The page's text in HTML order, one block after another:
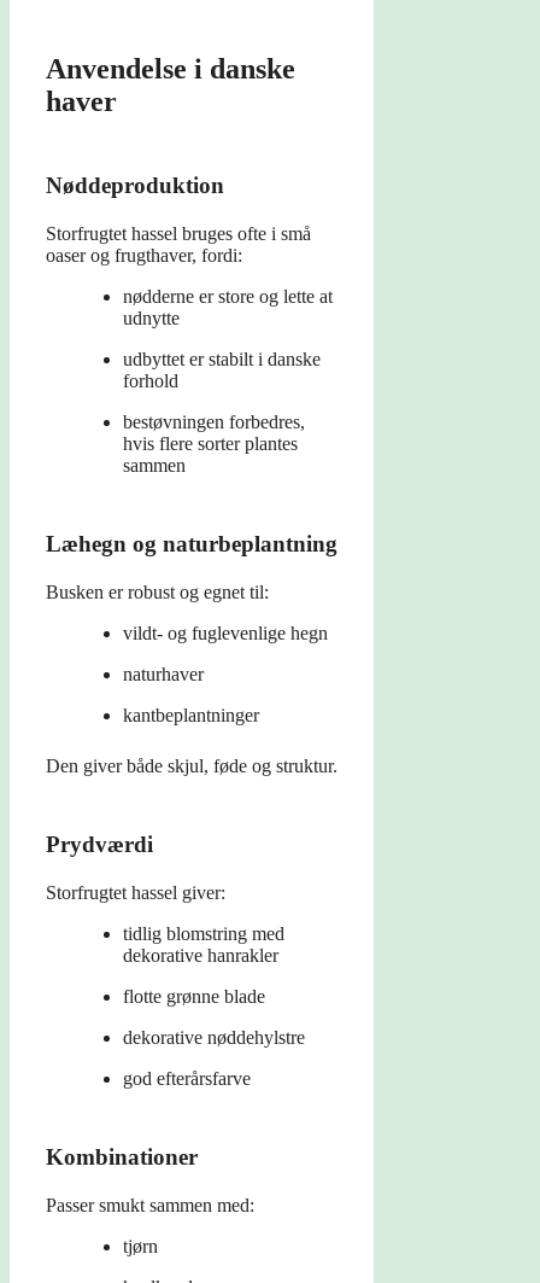
Anvendelse i danske
haver
Nøddeproduktion
Storfrugtet hassel bruges ofte i små
oaser og frugthaver, fordi:
nødderne er store og lette at
udnytte
udbyttet er stabilt i danske
forhold
bestøvningen forbedres,
hvis flere sorter plantes
sammen
Læhegn og naturbeplantning
Busken er robust og egnet til:
vildt- og fuglevenlige hegn
naturhaver
kantbeplantninger
Den giver både skjul, føde og struktur.
Prydværdi
Storfrugtet hassel giver:
tidlig blomstring med
dekorative hanrakler
flotte grønne blade
dekorative nøddehylstre
god efterårsfarve
Kombinationer
Passer smukt sammen med:
tjørn